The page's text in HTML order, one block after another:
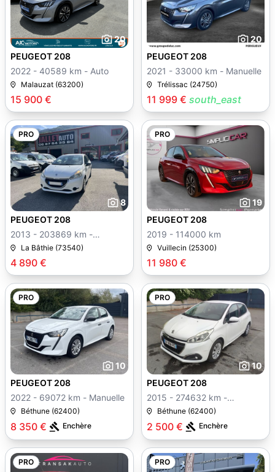
20
15 900 €
PEUGEOT 208
2022 - 40589 km - Auto
Malauzat (63200)
20
11 999 € south_east
PEUGEOT 208
2021 - 33000 km - Manuelle
Trélissac (24750)
PRO
8
4 890 €
PEUGEOT 208
2013 - 203869 km -
Manuelle
La Bâthie (73540)
PRO
19
11 980 €
PEUGEOT 208
2019 - 114000 km
Vuillecin (25300)
PRO
10
8 350 € Enchère
PEUGEOT 208
2022 - 69072 km - Manuelle
Béthune (62400)
PRO
10
2 500 € Enchère
PEUGEOT 208
2015 - 274632 km -
Manuelle
Béthune (62400)
PRO PRO